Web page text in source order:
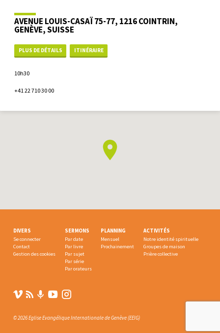
AVENUE LOUIS-CASAÏ 75-77, 1216 COINTRIN,
GENÈVE, SUISSE
PLUS DE DÉTAILS ITINÉRAIRE
10h30
+41 22 710 30 00
DIVERS
Se connecter
Contact
Gestion des cookies
SERMONS
Par date
Par livre
Par sujet
Par série
Par orateurs
PLANNING
Mensuel
Prochainement
ACTIVITÉS
Notre identité spirituelle
Groupes de maison
Prière collective
© 2026 Eglise Evangélique Internationale de Genève (EEIG)